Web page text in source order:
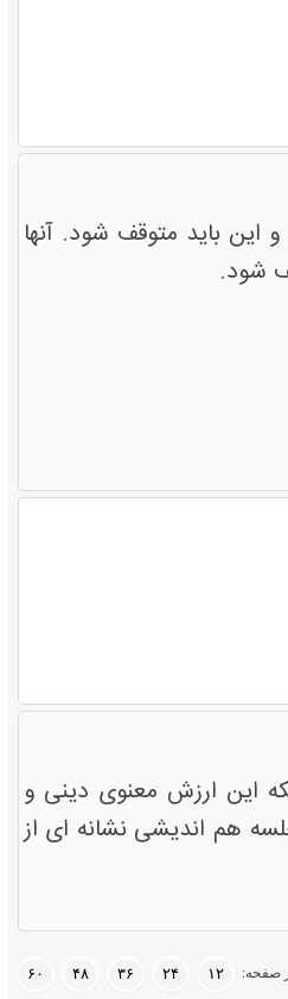
این باید متوقف شود. آنها
شود.
این ارزش معنوی دینی و
هم اندیشی نشانه ای از
صفحه: ۱۲ ۲۴ ۳۶ ۴۸ ۶۰